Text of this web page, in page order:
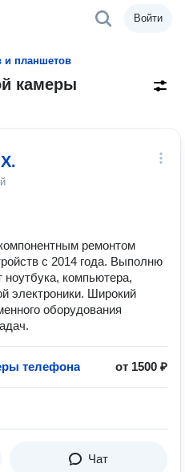
Войти
и планшетов
камеры
ремонтом
с 2014 года. Выполню
ноутбука, компьютера,
электроники. Широкий
оборудования
телефона от 1500 ₽
Чат